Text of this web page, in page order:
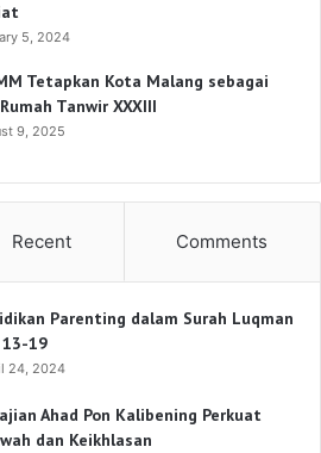
5, 2024
Tetapkan Kota Malang sebagai
Tanwir XXXIII
9, 2025
Recent Comments
Parenting dalam Surah Luqman
19
24, 2024
Ahad Pon Kalibening Perkuat
dan Keikhlasan